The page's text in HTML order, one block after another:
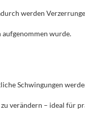
werden
wurde.
Schwingungen
verändern – ideal für